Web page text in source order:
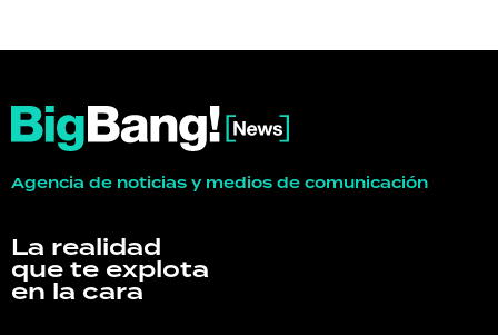
Agencia de noticias y medios de comunicación
La realidad
que te explota
en la cara